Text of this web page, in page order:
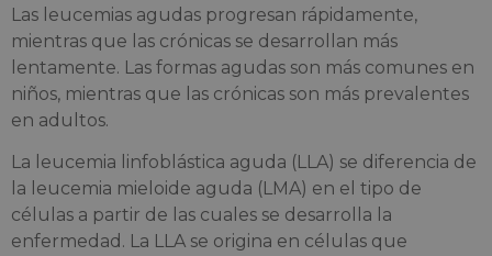
Las leucemias agudas progresan rápidamente,
mientras que las crónicas se desarrollan más
lentamente. Las formas agudas son más comunes en
niños, mientras que las crónicas son más prevalentes
en adultos.
La leucemia linfoblástica aguda (LLA) se diferencia de
la leucemia mieloide aguda (LMA) en el tipo de
células a partir de las cuales se desarrolla la
enfermedad. La LLA se origina en células que